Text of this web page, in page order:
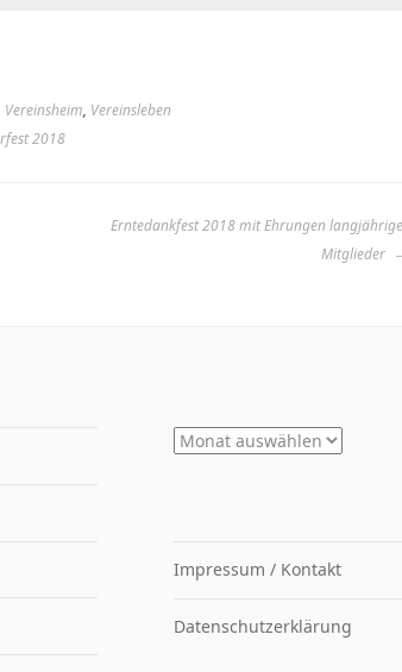
Vereinsheim, Vereinsleben
2018
Erntedankfest 2018 mit Ehrungen
Mitglieder
Archiv
Impressum / Kontakt
Datenschutzerklärung